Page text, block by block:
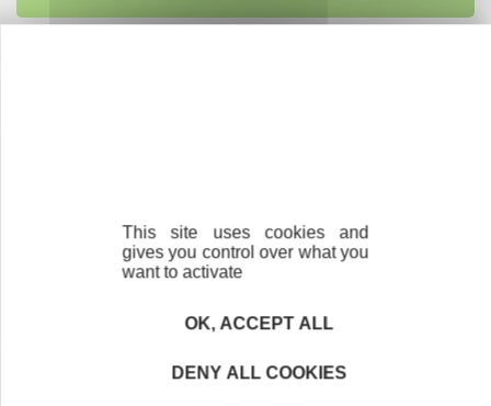
Métropole
Tous les mois, retrouvez toute l’actualité de notre
This site uses cookies and
gives you control over what you
want to activate
OK, ACCEPT ALL
DENY ALL COOKIES